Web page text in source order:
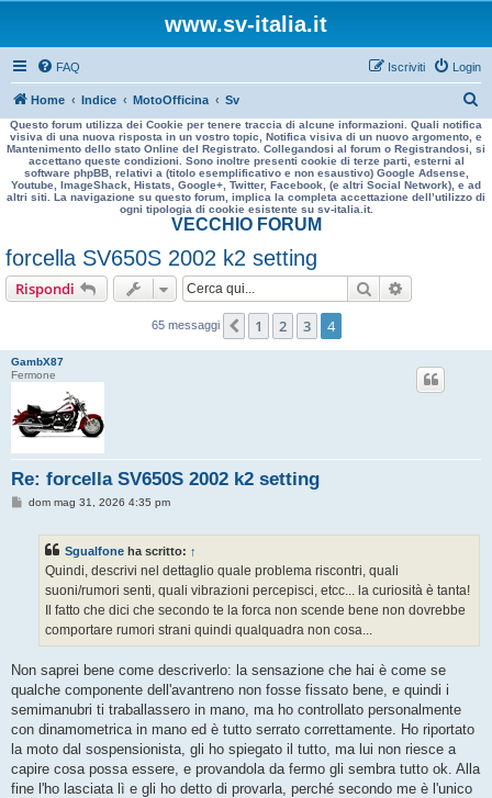
www.sv-italia.it
FAQ Login
Iscriviti
Home Indice MotoOfficina Sv
e
r
a
Questo forum utilizza dei Cookie per tenere traccia di alcune informazioni. Quali notifica
visiva di una nuova risposta in un vostro topic, Notifica visiva di un nuovo argomento, e
Mantenimento dello stato Online del Registrato. Collegandosi al forum o Registrandosi, si
accettano queste condizioni. Sono inoltre presenti cookie di terze parti, esterni al
software phpBB, relativi a (titolo esemplificativo e non esaustivo) Google Adsense,
Youtube, ImageShack, Histats, Google+, Twitter, Facebook, (e altri Social Network), e ad
altri siti. La navigazione su questo forum, implica la completa accettazione dell’utilizzo di
ogni tipologia di cookie esistente su sv-italia.it.
VECCHIO FORUM
forcella SV650S 2002 k2 setting
Rispondi Cerca
65 messaggi Precedente
1 2 3 4
GambX87
Fermone
Re: forcella SV650S 2002 k2 setting
Mdom mag 31, 2026 4:35 pm
Sgualfone ha scritto: ↑
Quindi, descrivi nel dettaglio quale problema riscontri, quali
suoni/rumori senti, quali vibrazioni percepisci, etcc... la curiosità è tanta!
Il fatto che dici che secondo te la forca non scende bene non dovrebbe
comportare rumori strani quindi qualquadra non cosa...
Non saprei bene come descriverlo: la sensazione che hai è come se
qualche componente dell'avantreno non fosse fissato bene, e quindi i
semimanubri ti traballassero in mano, ma ho controllato personalmente
con dinamometrica in mano ed è tutto serrato correttamente. Ho riportato
la moto dal sospensionista, gli ho spiegato il tutto, ma lui non riesce a
capire cosa possa essere, e provandola da fermo gli sembra tutto ok. Alla
fine l'ho lasciata lì e gli ho detto di provarla, perché secondo me è l'unico